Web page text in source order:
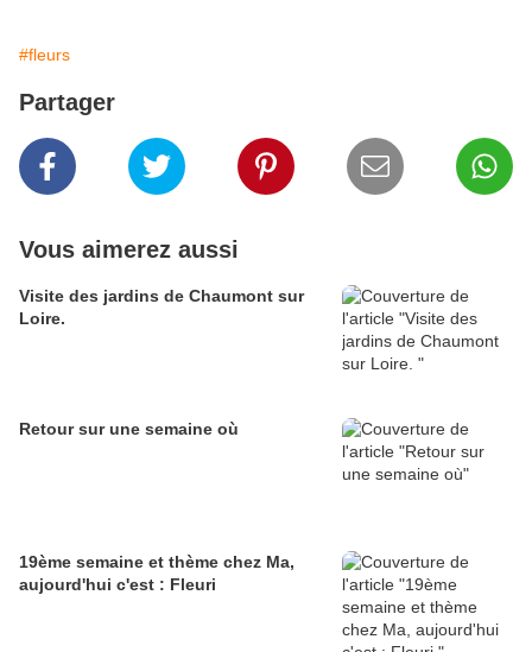
#fleurs
Partager
Vous aimerez aussi
Visite des jardins de Chaumont sur
Loire.
Retour sur une semaine où
19ème semaine et thème chez Ma,
aujourd'hui c'est : Fleuri